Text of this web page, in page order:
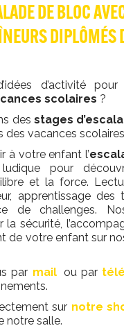
DE BLOC
DIPLÔMÉS
d’activité
scolaires ?
des stages
des vacances
à votre enfant l’
pour
et la force.
apprentissage des
de challenges.
la sécurité,
de votre enfant sur
par mail ou par
sur notre
notre salle.